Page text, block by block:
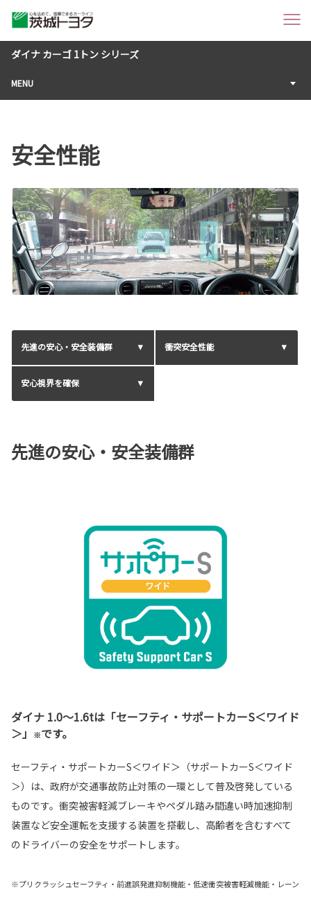
ダイナ カーゴ 1トン シリーズ
MENU
安全性能
先進の安心・安全装備群 衝突安全性能
安心視界を確保
先進の安心・安全装備群
ダイナ 1.0〜1.6tは「セーフティ・サポートカーS＜ワイド
＞」
※です。
セーフティ・サポートカーS＜ワイド＞（サポートカーS＜ワイド
＞）は、政府が交通事故防止対策の一環として普及啓発している
ものです。衝突被害軽減ブレーキやペダル踏み間違い時加速抑制
装置など安全運転を支援する装置を搭載し、高齢者を含むすべて
のドライバーの安全をサポートします。
※プリクラッシュセーフティ・前進誤発進抑制機能・低速衝突被害軽減機能・レーン